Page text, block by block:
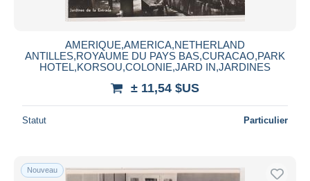
AMERIQUE,AMERICA,NETHERLAND
ANTILLES,ROYAUME DU PAYS BAS,CURACAO,PARK
HOTEL,KORSOU,COLONIE,JARD IN,JARDINES
± 11,54 $US
Statut Particulier
Nouveau